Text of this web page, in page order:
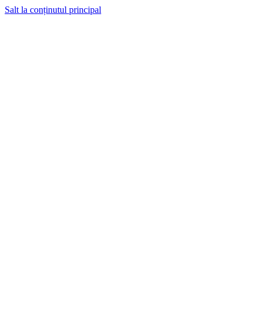
Salt la conținutul principal